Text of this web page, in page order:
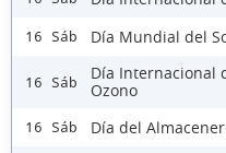
16 Sáb Día Mundial del
16 Sáb
Día Internacional
Ozono
16 Sáb Día del